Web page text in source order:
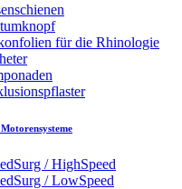
für die Rhinologie
/ HighSpeed
/ LowSpeed